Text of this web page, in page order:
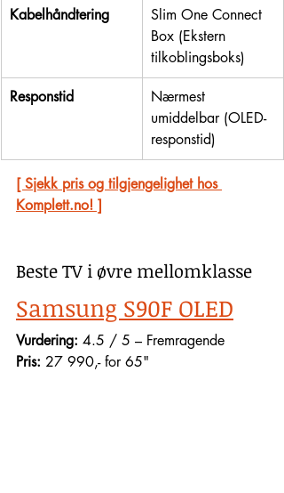
Kabelhåndtering
Slim One Connect
Box (Ekstern
tilkoblingsboks)
Responstid
Nærmest
umiddelbar (OLED-
responstid)
[ Sjekk pris og tilgjengelighet hos
Komplett.no! ]
Beste TV i øvre mellomklasse
Samsung S90F OLED
Vurdering: 4.5 / 5 – Fremragende
Pris: 27 990,- for 65"